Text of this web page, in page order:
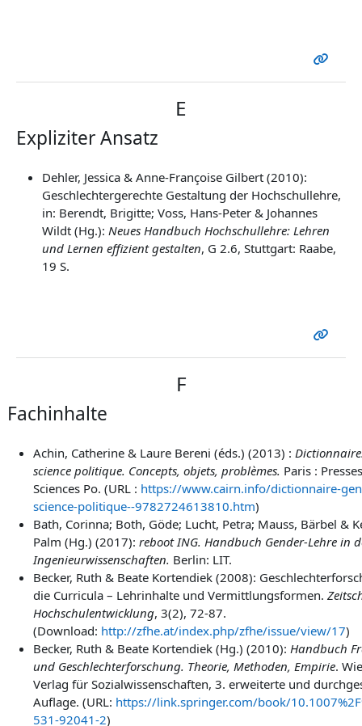
E
Expliziter Ansatz
Dehler, Jessica & Anne-Françoise Gilbert (2010):
Geschlechtergerechte Gestaltung der Hochschullehre,
in: Berendt, Brigitte; Voss, Hans-Peter & Johannes
Wildt (Hg.): Neues Handbuch Hochschullehre: Lehren
und Lernen effizient gestalten, G 2.6, Stuttgart: Raabe,
19 S.
F
Fachinhalte
Achin, Catherine & Laure Bereni (éds.) (2013) :
science politique. Concepts, objets, problèmes. Paris :
Sciences Po. (URL : https://www.cairn.info/dictionnaire-
science-politique--9782724613810.htm)
Bath, Corinna; Both, Göde; Lucht, Petra; Mauss, Bärbel &
Palm (Hg.) (2017): reboot ING. Handbuch Gender-Lehre in
Ingenieurwissenschaften. Berlin: LIT.
Becker, Ruth & Beate Kortendiek (2008):
die Curricula – Lehrinhalte und Vermittlungsformen.
Hochschulentwicklung, 3(2), 72-87.
(Download: http://zfhe.at/index.php/zfhe/issue/view/17)
Becker, Ruth & Beate Kortendiek (Hg.) (2010): Handbuch
und Geschlechterforschung. Theorie, Methoden, Empirie.
Verlag für Sozialwissenschaften, 3. erweiterte und
Auflage. (URL: https://link.springer.com/book/
531-92041-2)